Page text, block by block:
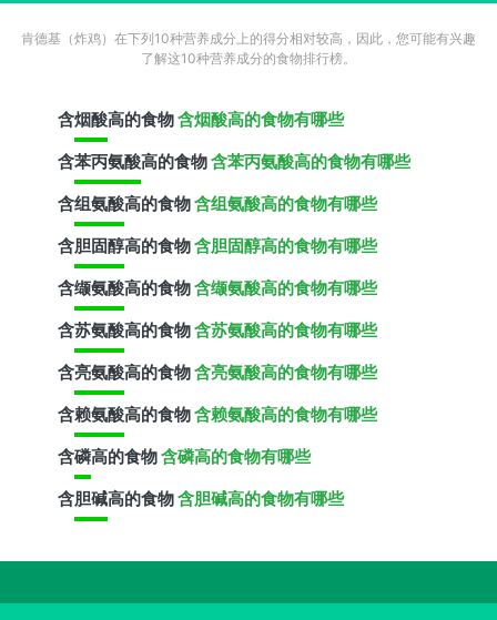
肯德基（炸鸡）在下列10种营养成分上的得分相对较高，因此，您可能有兴趣
了解这10种营养成分的食物排行榜。
含烟酸高的食物含烟酸高的食物有哪些
含苯丙氨酸高的食物含苯丙氨酸高的食物有哪些
含组氨酸高的食物含组氨酸高的食物有哪些
含胆固醇高的食物含胆固醇高的食物有哪些
含缬氨酸高的食物含缬氨酸高的食物有哪些
含苏氨酸高的食物含苏氨酸高的食物有哪些
含亮氨酸高的食物含亮氨酸高的食物有哪些
含赖氨酸高的食物含赖氨酸高的食物有哪些
含磷高的食物含磷高的食物有哪些
含胆碱高的食物含胆碱高的食物有哪些